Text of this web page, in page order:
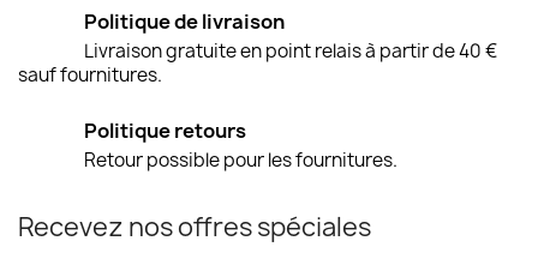
Politique de livraison
Livraison gratuite en point relais à partir de 40 €
sauf fournitures.
Politique retours
Retour possible pour les fournitures.
Recevez nos offres spéciales